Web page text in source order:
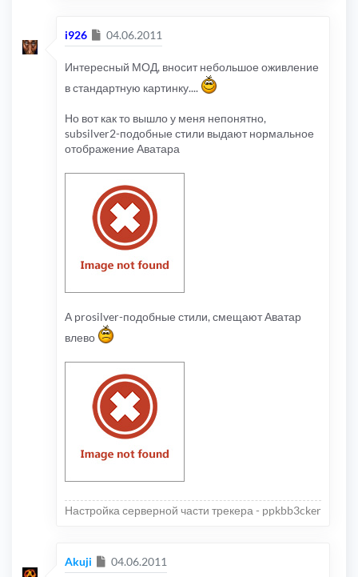
i926 Сообщение
04.06.2011
Интересный МОД, вносит небольшое оживление
в стандартную картинку....
Но вот как то вышло у меня непонятно,
subsilver2-подобные стили выдают нормальное
отображение Аватара
А prosilver-подобные стили, смещают Аватар
влево
Настройка серверной части трекера - ppkbb3cker
Akuji Сообщение
04.06.2011